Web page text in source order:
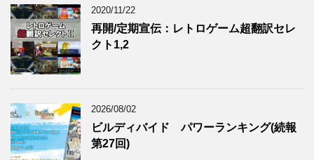
2020/11/22
再開/定期宣伝：レトロゲーム超翻訳セレ
クト1,2
2026/08/02
ビルディバイド パワーランキング(続報
第27回)